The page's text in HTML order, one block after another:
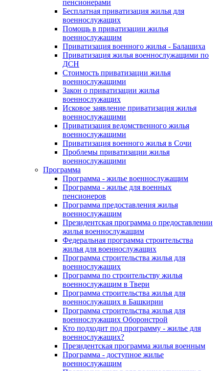
пенсионерами
Бесплатная приватизация жилья для
военнослужащих
Помощь в приватизации жилья
военнослужащим
Приватизация военного жилья - Балашиха
Приватизация жилья военнослужащими по
ДСН
Стоимость приватизации жилья
военнослужащими
Закон о приватизации жилья
военнослужащих
Исковое заявление приватизация жилья
военнослужащими
Приватизация ведомственного жилья
военнослужащими
Приватизация военного жилья в Сочи
Проблемы приватизации жилья
военнослужащими
Программа
Программа - жилье военнослужащим
Программа - жилье для военных
пенсионеров
Программа предоставления жилья
военнослужащим
Президентская программа о предоставлении
жилья военнослужащим
Федеральная программа строительства
жилья для военнослужащих
Программа строительства жилья для
военнослужащих
Программа по строительству жилья
военнослужащим в Твери
Программа строительства жилья для
военнослужащих в Башкирии
Программа строительства жилья для
военнослужащих Оборонстрой
Кто подходит под программу - жилье для
военнослужащих?
Президентская программа жилья военным
Программа - доступное жилье
военнослужащим